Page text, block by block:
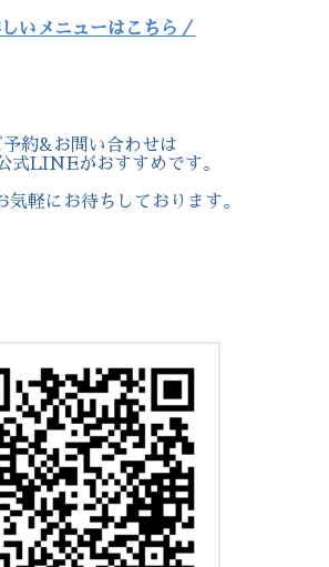
しいメニューはこちら／
予約&お問い合わせは
式LINEがおすすめです。
気軽にお待ちしております。